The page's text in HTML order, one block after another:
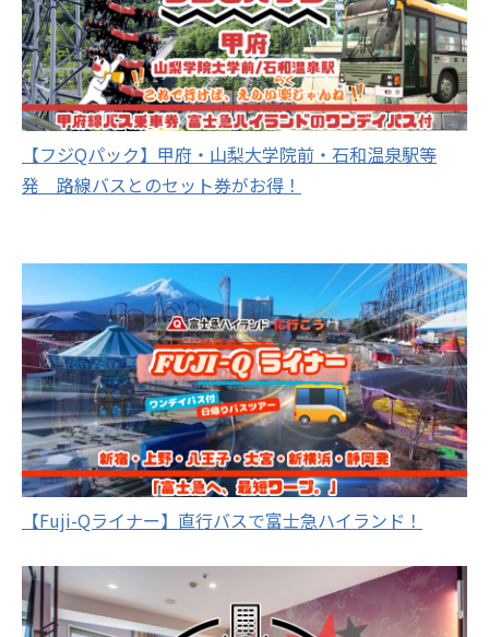
【フジQパック】甲府・山梨大学院前・石和温泉駅等
発 路線バスとのセット券がお得！
【Fuji-Qライナー】直行バスで富士急ハイランド！